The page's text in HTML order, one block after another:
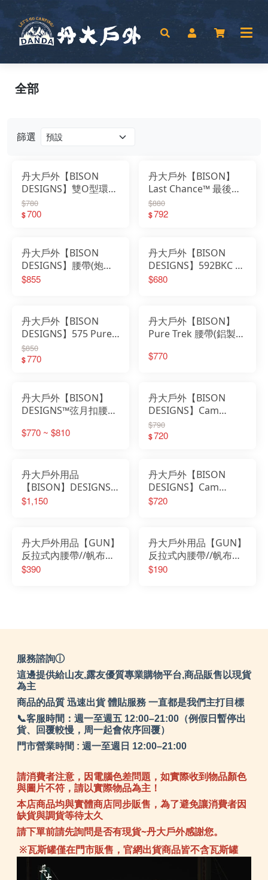
篩選
丹大戶外【BISON
DESIGNS】雙O型環腰
帶30mm 55wsh 扣帶
｜褲帶｜戰術腰帶｜皮
$780
$700
丹大戶外【BISON】
Last Chance™ 最後機
會V型扣環腰帶 504 扣
帶｜褲帶｜戰術腰帶｜
$880
$792
丹大戶外【BISON
DESIGNS】腰帶(炮銅
灰色扣頭/腰帶寬
帶
$855
丹大戶外【BISON
DESIGNS】592BKC 弦
月扣腰帶(銅扣) 黑藏 扣
$680
丹大戶外【BISON
DESIGNS】575 Pure
Trek腰帶(黑色扣頭) 扣
帶｜褲帶｜戰術腰帶｜
$850
$770
丹大戶外【BISON】
Pure Trek 腰帶(鋁製扣
戰術腰帶｜皮帶｜帆布
$770
丹大戶外【BISON】
DESIGNS™弦月扣腰帶
腰帶｜皮帶｜帆布腰帶
$770 ~ $810
丹大戶外【BISON
DESIGNS】Cam
Lock™ Buckle腰帶 四
色 111 褲帶│皮帶│休
$790
$720
丹大戶外用品
【BISON】DESIGNS
經典皮革拼接系列腰帶
$1,150
丹大戶外【BISON
DESIGNS】Cam
Lock™ Buckle腰帶 111
$720
丹大戶外用品【GUN】
反拉式內腰帶//帆布腰
帶/休閒腰帶/魔鬼氈腰
$390
丹大戶外用品【GUN】
反拉式內腰帶//帆布腰
帶/休閒腰帶/魔鬼氈腰
$190
全部
服務諮詢ⓘ
這邊提供給山友,露友優質專業購物平台,商品販售以現貨
為主
商品的品質 迅速出貨 體貼服務 一直都是我們主打目標
📞客服時間：週一至週五 12:00–21:00（例假日暫停出
貨、回覆較慢，周一起會依序回覆）
門市營業時間 : 週一至週日 12:00–21:00
請消費者注意，因電腦色差問題，如實際收到物品顏色
與圖片不符，請以實際物品為主！
本店商品均與實體商店同步販售，為了避免讓消費者因
缺貨與調貨等待太久
請下單前請先詢問是否有現貨~丹大戶外感謝您。
※瓦斯罐僅在門市販售，官網出貨商品皆不含瓦斯罐